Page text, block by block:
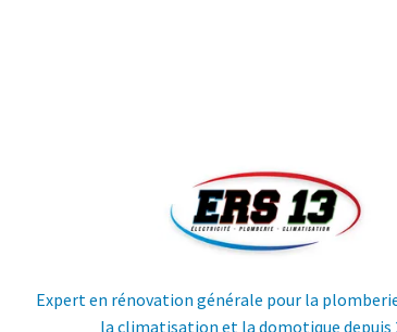
Expert en rénovation générale pour la
la climatisation et la domotique depuis